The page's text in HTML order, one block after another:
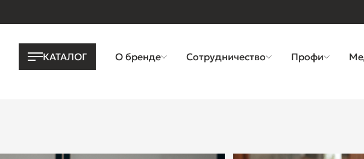
КАТАЛОГ О бренде Сотрудничество Профи